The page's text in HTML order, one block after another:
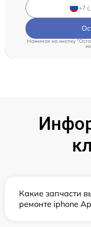
Нажимая на кнопку
Какие запчасти
ремонте iphone